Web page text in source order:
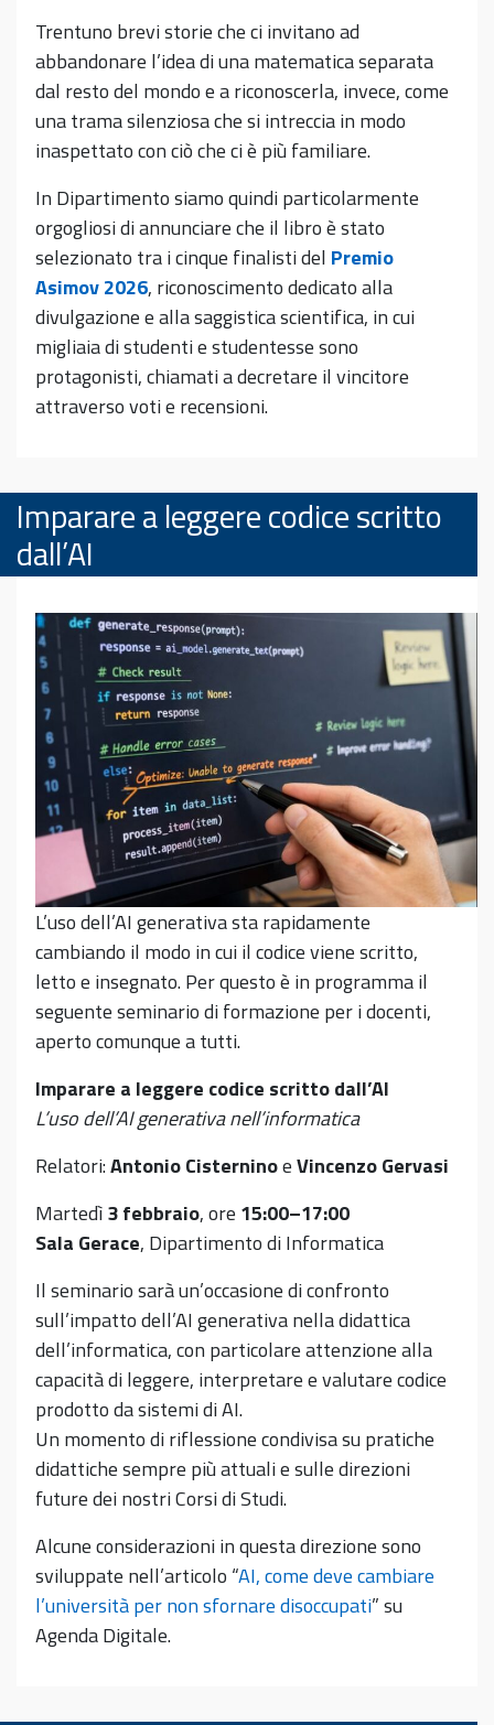
Trentuno brevi storie che ci invitano ad
abbandonare l’idea di una matematica separata
dal resto del mondo e a riconoscerla, invece, come
una trama silenziosa che si intreccia in modo
inaspettato con ciò che ci è più familiare.
In Dipartimento siamo quindi particolarmente
orgogliosi di annunciare che il libro è stato
selezionato tra i cinque finalisti del Premio
Asimov 2026, riconoscimento dedicato alla
divulgazione e alla saggistica scientifica, in cui
migliaia di studenti e studentesse sono
protagonisti, chiamati a decretare il vincitore
attraverso voti e recensioni.
Imparare a leggere codice scritto
dall’AI
L’uso dell’AI generativa sta rapidamente
cambiando il modo in cui il codice viene scritto,
letto e insegnato. Per questo è in programma il
seguente seminario di formazione per i docenti,
aperto comunque a tutti.
Imparare a leggere codice scritto dall’AI
L’uso dell’AI generativa nell’informatica
Relatori:Antonio CisterninoeVincenzo Gervasi
Martedì3 febbraio, ore 15:00–17:00
Sala Gerace, Dipartimento di Informatica
Il seminario sarà un’occasione di confronto
sull’impatto dell’AI generativa nella didattica
dell’informatica, con particolare attenzione alla
capacità di leggere, interpretare e valutare codice
prodotto da sistemi di AI.
Un momento di riflessione condivisa su pratiche
didattiche sempre più attuali e sulle direzioni
future dei nostri Corsi di Studi.
Alcune considerazioni in questa direzione sono
sviluppate nell’articolo “AI, come deve cambiare
l’università per non sfornare disoccupati” su
Agenda Digitale.